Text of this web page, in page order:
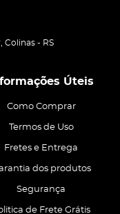
Colinas - RS
Úteis
Como Comprar
Termos de Uso
Fretes e Entrega
dos produtos
Segurança
de Frete Grátis